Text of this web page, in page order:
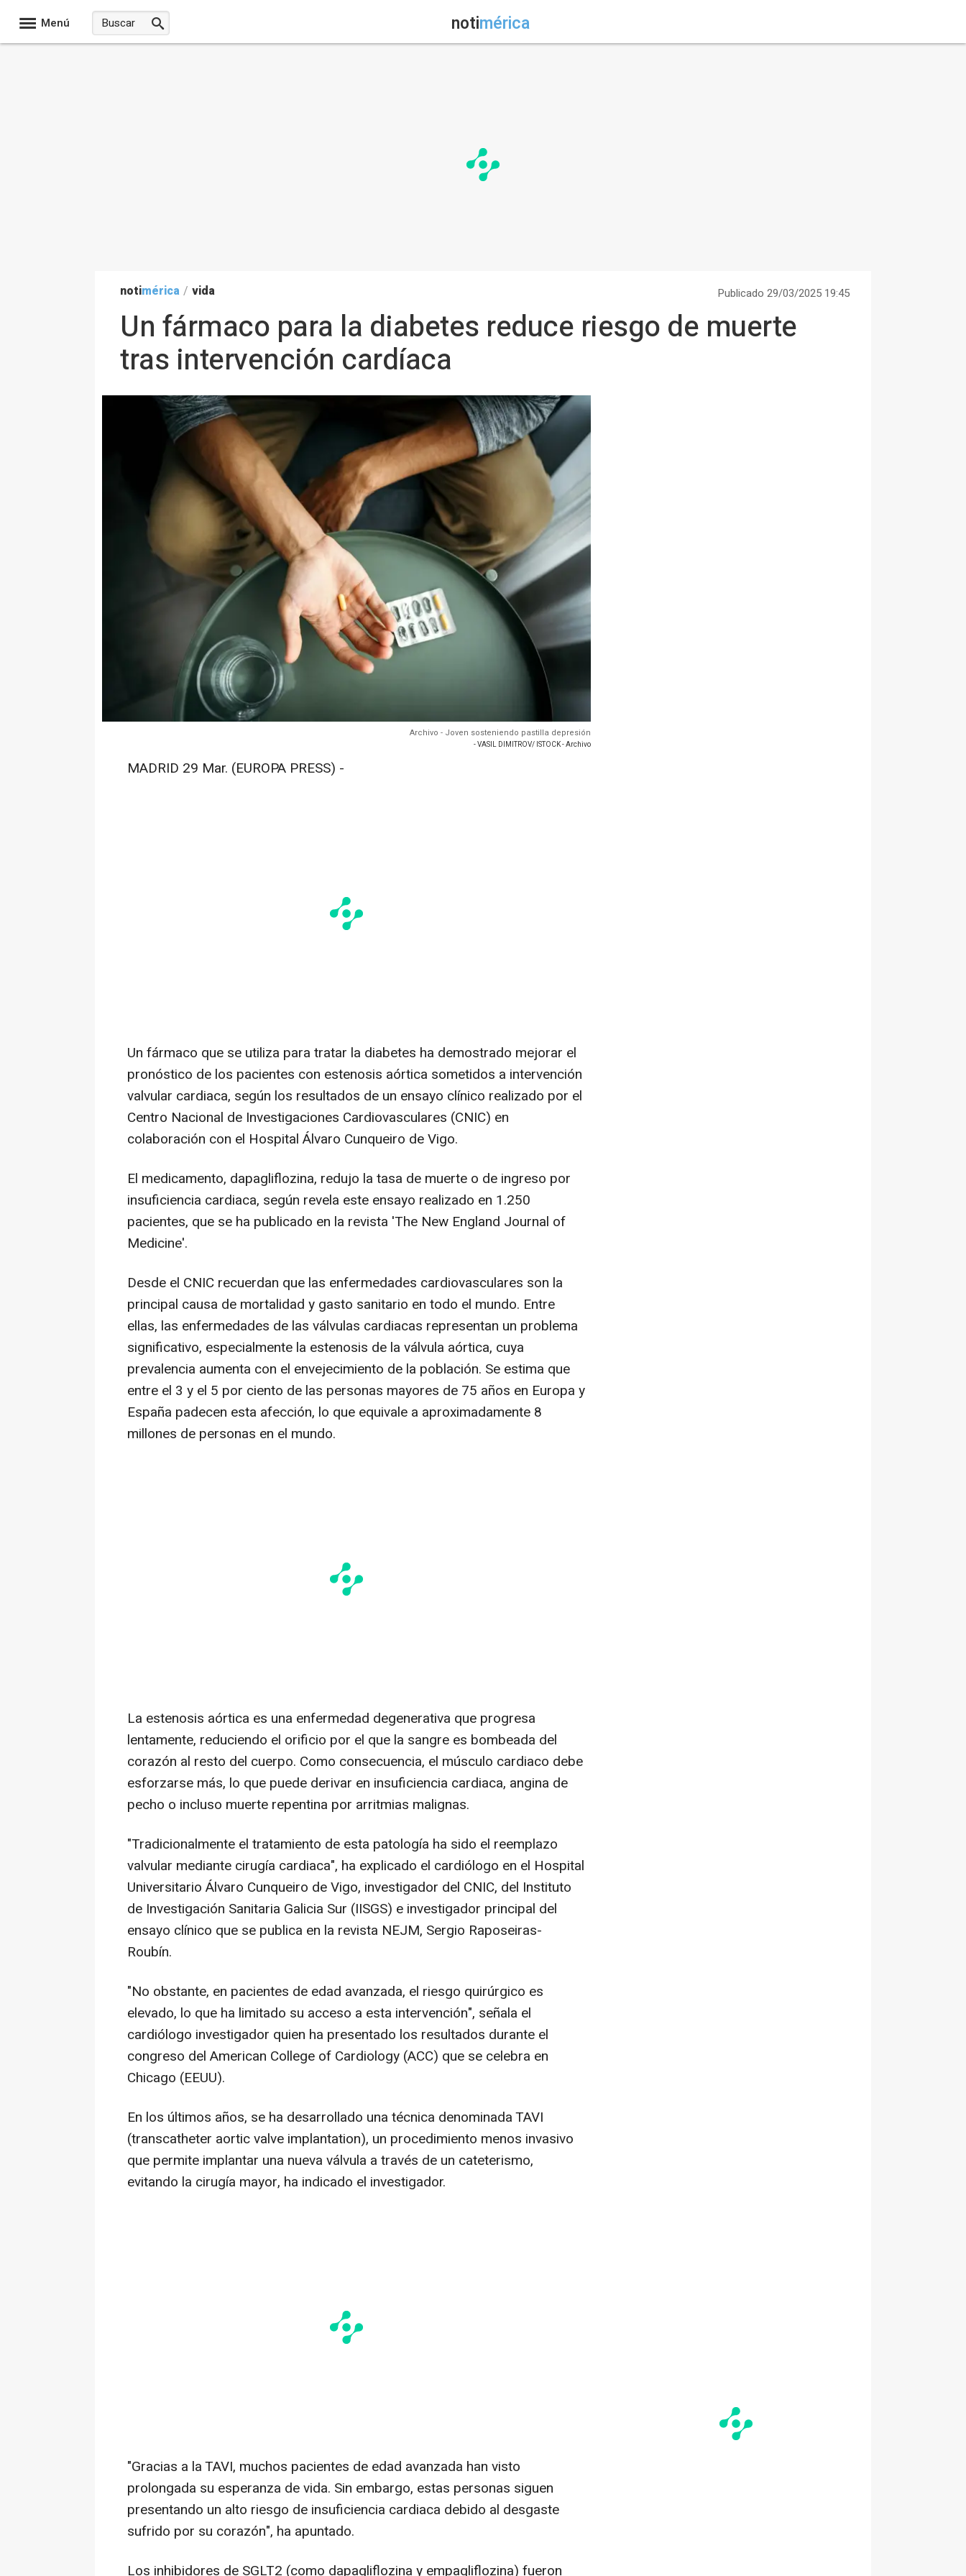
Menú notimérica
notimérica / vida Publicado 29/03/2025 19:45
Un fármaco para la diabetes reduce riesgo de muerte
tras intervención cardíaca
Archivo - Joven sosteniendo pastilla depresión
- VASIL DIMITROV/ ISTOCK - Archivo
MADRID 29 Mar. (EUROPA PRESS) -
Un fármaco que se utiliza para tratar la diabetes ha demostrado mejorar el
pronóstico de los pacientes con estenosis aórtica sometidos a intervención
valvular cardiaca, según los resultados de un ensayo clínico realizado por el
Centro Nacional de Investigaciones Cardiovasculares (CNIC) en
colaboración con el Hospital Álvaro Cunqueiro de Vigo.
El medicamento, dapagliflozina, redujo la tasa de muerte o de ingreso por
insuficiencia cardiaca, según revela este ensayo realizado en 1.250
pacientes, que se ha publicado en la revista 'The New England Journal of
Medicine'.
Desde el CNIC recuerdan que las enfermedades cardiovasculares son la
principal causa de mortalidad y gasto sanitario en todo el mundo. Entre
ellas, las enfermedades de las válvulas cardiacas representan un problema
significativo, especialmente la estenosis de la válvula aórtica, cuya
prevalencia aumenta con el envejecimiento de la población. Se estima que
entre el 3 y el 5 por ciento de las personas mayores de 75 años en Europa y
España padecen esta afección, lo que equivale a aproximadamente 8
millones de personas en el mundo.
La estenosis aórtica es una enfermedad degenerativa que progresa
lentamente, reduciendo el orificio por el que la sangre es bombeada del
corazón al resto del cuerpo. Como consecuencia, el músculo cardiaco debe
esforzarse más, lo que puede derivar en insuficiencia cardiaca, angina de
pecho o incluso muerte repentina por arritmias malignas.
"Tradicionalmente el tratamiento de esta patología ha sido el reemplazo
valvular mediante cirugía cardiaca", ha explicado el cardiólogo en el Hospital
Universitario Álvaro Cunqueiro de Vigo, investigador del CNIC, del Instituto
de Investigación Sanitaria Galicia Sur (IISGS) e investigador principal del
ensayo clínico que se publica en la revista NEJM, Sergio Raposeiras-
Roubín.
"No obstante, en pacientes de edad avanzada, el riesgo quirúrgico es
elevado, lo que ha limitado su acceso a esta intervención", señala el
cardiólogo investigador quien ha presentado los resultados durante el
congreso del American College of Cardiology (ACC) que se celebra en
Chicago (EEUU).
En los últimos años, se ha desarrollado una técnica denominada TAVI
(transcatheter aortic valve implantation), un procedimiento menos invasivo
que permite implantar una nueva válvula a través de un cateterismo,
evitando la cirugía mayor, ha indicado el investigador.
"Gracias a la TAVI, muchos pacientes de edad avanzada han visto
prolongada su esperanza de vida. Sin embargo, estas personas siguen
presentando un alto riesgo de insuficiencia cardiaca debido al desgaste
sufrido por su corazón", ha apuntado.
Los inhibidores de SGLT2 (como dapagliflozina y empagliflozina) fueron